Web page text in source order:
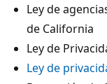
Ley de
de California
Ley de
Ley de